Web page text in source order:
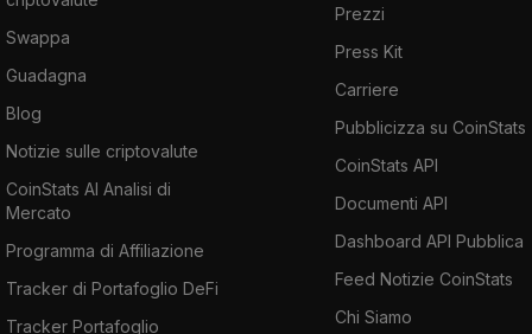
Swappa
Guadagna
Blog
Notizie sulle criptovalute
CoinStats AI Analisi di
Mercato
Programma di Affiliazione
Tracker di Portafoglio DeFi
Tracker Portafoglio
Prezzi
Press Kit
Carriere
Pubblicizza su CoinStats
CoinStats API
Documenti API
Dashboard API Pubblica
Feed Notizie CoinStats
Chi Siamo